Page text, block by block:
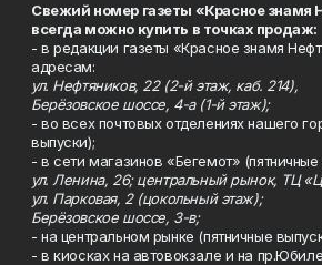
Свежий номер газеты «Красное знамя
всегда можно купить в точках продаж:
- в редакции газеты «Красное знамя
адресам:
ул. Нефтяников, 22 (2-й этаж, каб. 214),
Берёзовское шоссе, 4-а (1-й этаж);
- во всех почтовых отделениях нашего
выпуски);
- в сети магазинов «Бегемот» (пятничные
ул. Ленина, 26; центральный рынок, ТЦ
ул. Парковая, 2 (цокольный этаж);
Берёзовское шоссе, 3-в;
- на центральном рынке (пятничные
- в киосках на автовокзале и на